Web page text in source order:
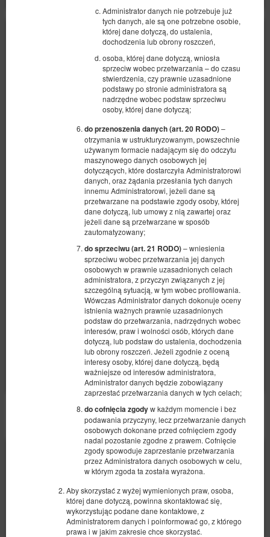
Administrator danych nie potrzebuje już
tych danych, ale są one potrzebne osobie,
której dane dotyczą, do ustalenia,
dochodzenia lub obrony roszczeń,
osoba, której dane dotyczą, wniosła
sprzeciw wobec przetwarzania – do czasu
stwierdzenia, czy prawnie uzasadnione
podstawy po stronie administratora są
nadrzędne wobec podstaw sprzeciwu
osoby, której dane dotyczą;
do przenoszenia danych (art. 20 RODO)–
otrzymania w ustrukturyzowanym, powszechnie
używanym formacie nadającym się do odczytu
maszynowego danych osobowych jej
dotyczących, które dostarczyła Administratorowi
danych, oraz żądania przesłania tych danych
innemu Administratorowi, jeżeli dane są
przetwarzane na podstawie zgody osoby, której
dane dotyczą, lub umowy z nią zawartej oraz
jeżeli dane są przetwarzane w sposób
zautomatyzowany;
do sprzeciwu (art. 21 RODO)– wniesienia
sprzeciwu wobec przetwarzania jej danych
osobowych w prawnie uzasadnionych celach
administratora, z przyczyn związanych z jej
szczególną sytuacją, w tym wobec profilowania.
Wówczas Administrator danych dokonuje oceny
istnienia ważnych prawnie uzasadnionych
podstaw do przetwarzania, nadrzędnych wobec
interesów, praw i wolności osób, których dane
dotyczą, lub podstaw do ustalenia, dochodzenia
lub obrony roszczeń. Jeżeli zgodnie z oceną
interesy osoby, której dane dotyczą, będą
ważniejsze od interesów administratora,
Administrator danych będzie zobowiązany
zaprzestać przetwarzania danych w tych celach;
do cofnięcia zgodyw każdym momencie i bez
podawania przyczyny, lecz przetwarzanie danych
osobowych dokonane przed cofnięciem zgody
nadal pozostanie zgodne z prawem. Cofnięcie
zgody spowoduje zaprzestanie przetwarzania
przez Administratora danych osobowych w celu,
w którym zgoda ta została wyrażona.
Aby skorzystać z wyżej wymienionych praw, osoba,
której dane dotyczą, powinna skontaktować się,
wykorzystując podane dane kontaktowe, z
Administratorem danych i poinformować go, z którego
prawa i w jakim zakresie chce skorzystać.
Pokój hotelowy Garbary 3 ( pojedynczy -
pow. 16,00 m
1 sypialnia
1 łóżko pojedyncze (Single)
233,00 zł 221,35 zł
1 osoba / 1 noc
Szczegóły Dostępność
Pokaż oferty
POZOSTAŁE OFERTY